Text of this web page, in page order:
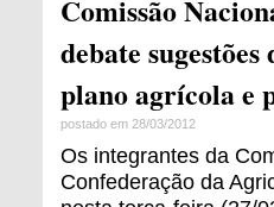
Comissão
debate
plano agrícola e
postado em 28/03/2012
Os integrantes da
Confederação da